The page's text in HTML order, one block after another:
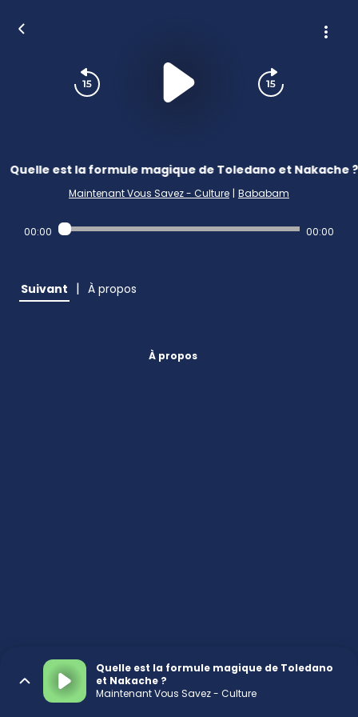
Quelle est la formule magique de Toledano et Nakache ?
Maintenant Vous Savez - Culture | Bababam
00:00 00:00
Suivant | À propos
À propos
Quelle est la formule magique de Toledano
et Nakache ?
Maintenant Vous Savez - Culture